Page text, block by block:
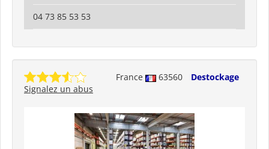
04 73 85 53 53
France 63560
Destockage
Signalez un abus